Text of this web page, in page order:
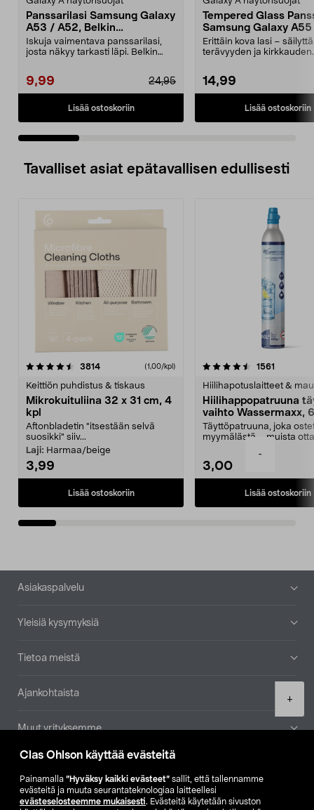
Clas Ohlson käyttää evästeitä
Painamalla ”Hyväksy kaikki evästeet” sallit, että tallennamme
evästeitä ja muuta seurantateknologiaa laitteellesi
evästeselosteemme mukaisesti. Evästeitä käytetään sivuston
-
+
Panssarilasi Samsung Galaxy
A53 / A52, Belkin
TemperedGlass
Iskuja vaimentava panssarilasi,
josta näkyy tarkasti läpi. Belkin
9,99 24,95
Lisää ostoskoriin
Tempered Glass
Samsung Galaxy A55
Erittäin kova lasi –
terävyyden ja kirkkauden.
14,99
Lisää ostoskoriin
Tavalliset asiat epätavallisen edullisesti
3814arvostelut (1,00/kpl)
Keittiön puhdistus & tiskaus
Mikrokuituliina 32 x 31 cm, 4
kpl
Aftonbladetin "itsestään selvä
suosikki" siiv...
Laji: Harmaa/beige
3,99
Lisää ostoskoriin
4.5viidestä
1561
Hiilihapotuslaitteet &
Hiilihappopatruuna
vaihto Wassermaxx,
Täyttöpatruuna, joka
myymälästä – muista
3,00
Lisää ostoskoriin
4.5viidestä
Alatunniste
Asiakaspalvelu
Yleisiä kysymyksiä
Tietoa meistä
Ajankohtaista
Muut yrityksemme
Etsi myymälä
SE NO FI